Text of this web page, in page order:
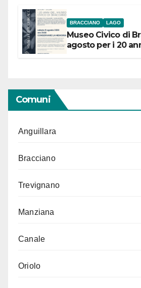
BRACCIANO LAGO
Museo Civico di
agosto per i 20
Comuni
Anguillara
Bracciano
Trevignano
Manziana
Canale
Oriolo